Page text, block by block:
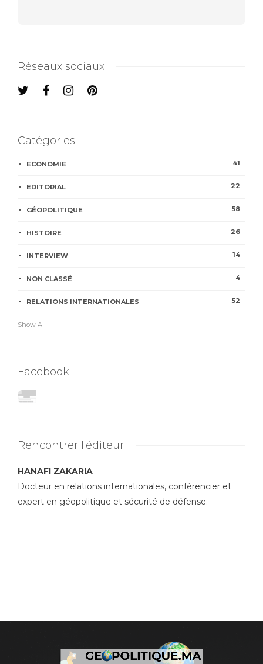
Réseaux sociaux
Catégories
ECONOMIE 41
EDITORIAL 22
GÉOPOLITIQUE 58
HISTOIRE 26
INTERVIEW 14
NON CLASSÉ 4
RELATIONS INTERNATIONALES 52
Show All
Facebook
Rencontrer l'éditeur
HANAFI ZAKARIA
Docteur en relations internationales, conférencier et
expert en géopolitique et sécurité de défense.